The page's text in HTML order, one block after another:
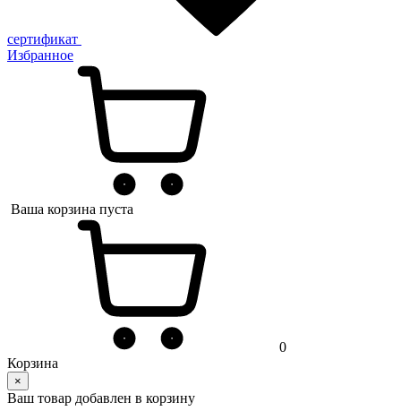
сертификат
Избранное
Ваша корзина пуста
0
Корзина
×
Ваш товар добавлен в корзину